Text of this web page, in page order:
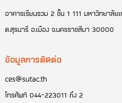
อาคารเรียนรวม 2 ชั้น 1 111 มหาวิทยาลัย
ต.สุรนารี อ.เมือง จ.นครราชสีมา 30000
ข้อมูลการติดต่อ
ces@sutac.th
โทรศัพท์ 044-223011 ถึง 2